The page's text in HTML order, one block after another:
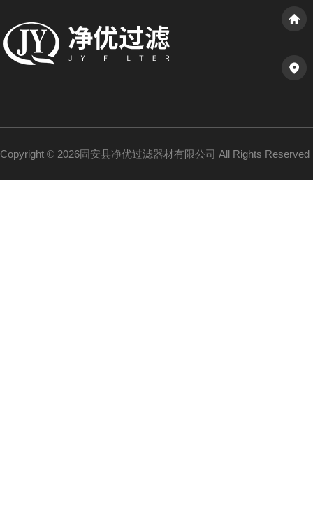
Copyright © 2026固安县净优过滤器材有限公司 All Rights